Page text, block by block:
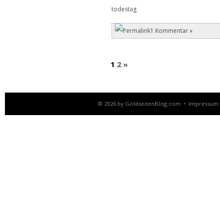
todestag
1 Kommentar »
1 2 »
© 2026 by GoldseitenBlog.com • Impressum